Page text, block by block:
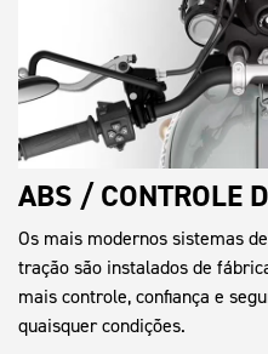
ABS / CONTROLE
Os mais modernos sistemas
tração são instalados de
mais controle, confiança e
quaisquer condições.